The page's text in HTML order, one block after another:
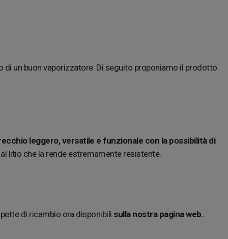
di un buon vaporizzatore. Di seguito proponiamo il prodotto
leggero, versatile e funzionale con la possibilità di
litio che la rende estremamente resistente.
di ricambio ora disponibili sulla nostra pagina web.